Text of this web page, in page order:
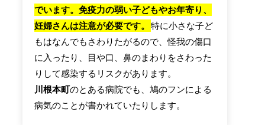
でいます。免疫力の弱い子どもやお年寄り、
妊婦さんは注意が必要です。
特に小さな子ど
もはなんでもさわりたがるので、怪我の傷口
に入ったり、目や口、鼻のまわりをさわった
りして感染するリスクがあります。
川根本町のとある病院でも、鳩のフンによる
病気のことが書かれていたりします。